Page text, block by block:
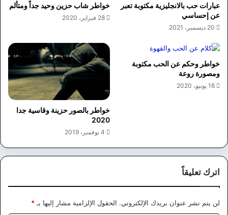
عبارات حب بالانجليزية مكتوبة تعبر
عن إحساسي
20 ديسمبر، 2021
خواطر شاب حزين وحيد جداً ومتألم
28 فبراير، 2020
خواطر وحكم عن الحب مكتوبة
ومصورة روعة
16 يونيو، 2020
خواطر بالصور حزينة وقاسية جدا
2020
4 نوفمبر، 2019
اترك تعليقاً
لن يتم نشر عنوان بريدك الإلكتروني. الحقول الإلزامية مشار إليها بـ*